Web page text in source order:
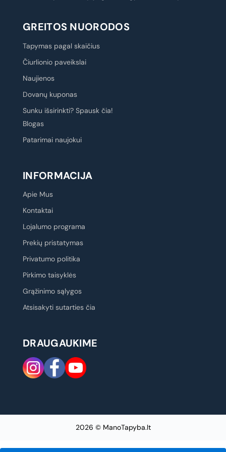
GREITOS NUORODOS
Tapymas pagal skaičius
Čiurlionio paveikslai
Naujienos
Dovanų kuponas
Sunku išsirinkti? Spausk čia!
Blogas
Patarimai naujokui
INFORMACIJA
Apie Mus
Kontaktai
Lojalumo programa
Prekių pristatymas
Privatumo politika
Pirkimo taisyklės
Grąžinimo sąlygos
Atsisakyti sutarties čia
DRAUGAUKIME
2026 © ManoTapyba.lt